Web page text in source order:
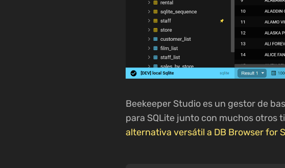
Beekeeper Studio es un gestor de
para SQLite junto con muchos otros
alternativa versátil a DB Browser for